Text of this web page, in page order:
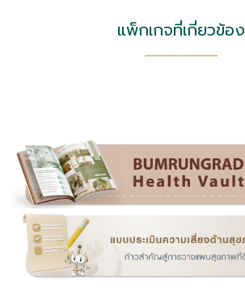
แพ็กเกจที่เกี่ยวข้อง